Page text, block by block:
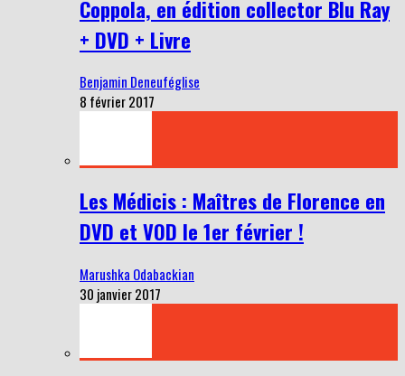
Coppola, en édition collector Blu Ray
+ DVD + Livre
Benjamin Deneuféglise
8 février 2017
Les Médicis : Maîtres de Florence en
DVD et VOD le 1er février !
Marushka Odabackian
30 janvier 2017